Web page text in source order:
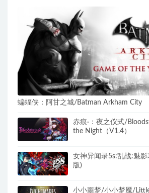
蝙蝠侠：阿甘之城/Batman Arkham City
赤痕·：夜之仪式/
the Night（V1.4）
女神异闻录5s:乱战:魅
版)
小小噩梦/小小梦魇/